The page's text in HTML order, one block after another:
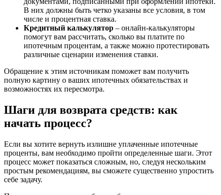
В них должны быть четко указаны все условия, в том
числе и процентная ставка.
Кредитный калькулятор – онлайн-калькуляторы
помогут вам рассчитать, сколько вы платите по
ипотечным процентам, а также можно протестировать
различные сценарии изменения ставки.
Обращение к этим источникам поможет вам получить
полную картину о ваших ипотечных обязательствах и
возможностях их пересмотра.
Шаги для возврата средств: как
начать процесс?
Если вы хотите вернуть излишне уплаченные ипотечные
проценты, вам необходимо пройти определенные шаги. Этот
процесс может показаться сложным, но, следуя нескольким
простым рекомендациям, вы сможете существенно упростить
себе задачу.